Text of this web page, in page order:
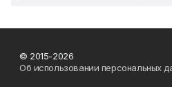
© 2015-2026
Об использовании персональных